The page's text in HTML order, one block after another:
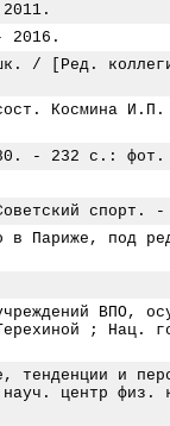
2016.
шк. / [Ред.
сост.
- 232 с.: фот.
Ко в Париже,
ВПО,
; Нац.
тенденции и
центр